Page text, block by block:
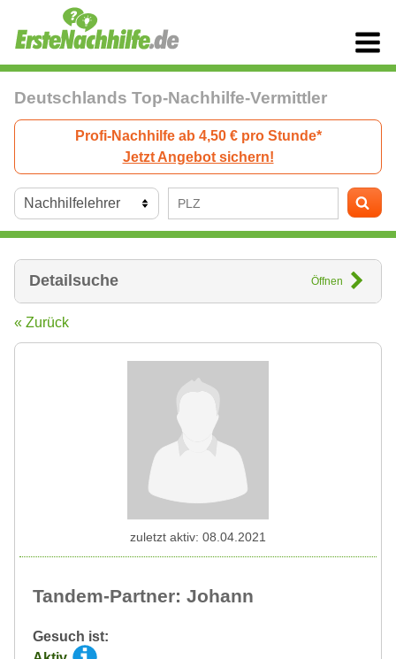
Deutschlands Top-Nachhilfe-Vermittler
Profi-Nachhilfe ab 4,50 € pro Stunde*
Jetzt Angebot sichern!
Detailsuche Öffnen
« Zurück
Tandem-Partner: Johann
Gesuch ist:
zuletzt aktiv: 08.04.2021